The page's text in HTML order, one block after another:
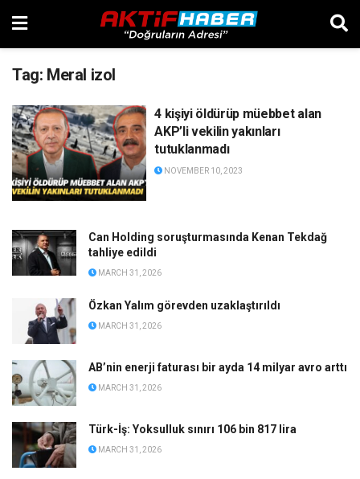
Tag: Meral izol
4 kişiyi öldürüp müebbet alan
AKP’li vekilin yakınları
tutuklanmadı
NOVEMBER 10, 2023
Can Holding soruşturmasında Kenan Tekdağ
tahliye edildi
MARCH 31, 2026
Özkan Yalım görevden uzaklaştırıldı
MARCH 31, 2026
AB’nin enerji faturası bir ayda 14 milyar avro arttı
MARCH 31, 2026
Türk-İş: Yoksulluk sınırı 106 bin 817 lira
MARCH 31, 2026